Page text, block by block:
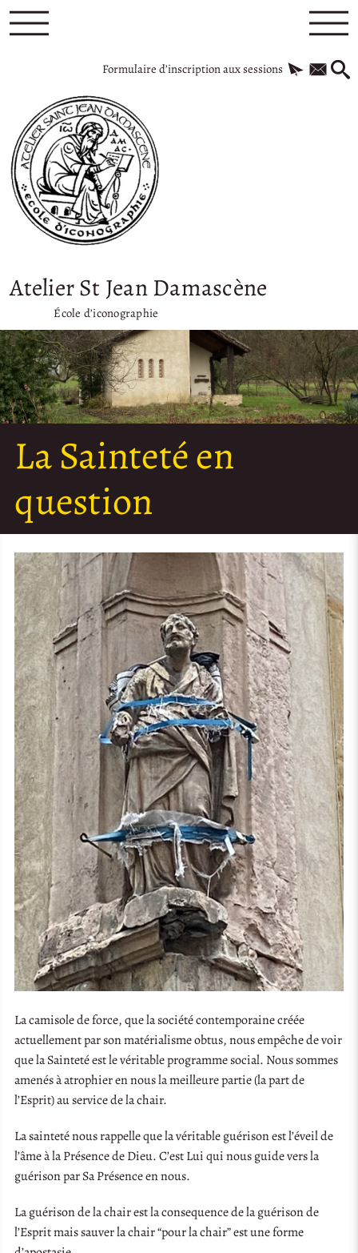
Formulaire d’inscription aux sessions
Atelier St Jean Damascène
École d’iconographie
La Sainteté en
question
La camisole de force, que la société contemporaine créée
actuellement par son matérialisme obtus, nous empêche de voir
que la Sainteté est le véritable programme social. Nous sommes
amenés à atrophier en nous la meilleure partie (la part de
l’Esprit) au service de la chair.
La sainteté nous rappelle que la véritable guérison est l’éveil de
l’âme à la Présence de Dieu. C’est Lui qui nous guide vers la
guérison par Sa Présence en nous.
La guérison de la chair est la consequence de la guérison de
l’Esprit mais sauver la chair “pour la chair” est une forme